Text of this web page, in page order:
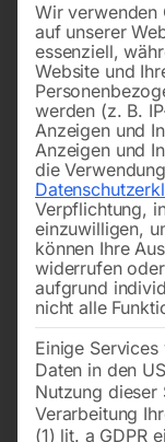
Wir verwenden
auf unserer
essenziell,
Website und
werden (z. B.
Anzeigen und
Anzeigen und
die
Verpflichtung,
einzuwilligen,
können Ihre
widerrufen
aufgrund
nicht alle
Einige
Daten in den
Nutzung dieser
Verarbeitung
(1) lit. a GDPR